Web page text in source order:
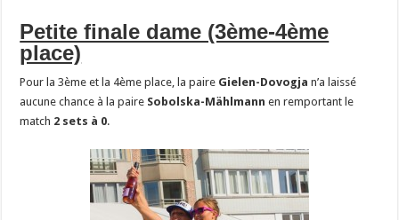
Petite finale dame (3ème-4ème
place)
Pour la 3ème et la 4ème place, l a paire Gielen-Dovogjan’a laissé
aucune chance à la paire Sobolska-Mählmannen remportant le
match 2 sets à 0.